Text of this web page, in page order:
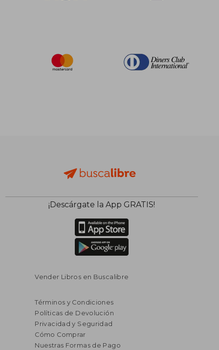
¡Descárgate la App GRATIS!
Vender Libros en Buscalibre
Términos y Condiciones
Políticas de Devolución
Privacidad y Seguridad
Cómo Comprar
Nuestras Formas de Pago